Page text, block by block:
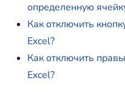
определенную
Как отключить
Excel?
Как отключить
Excel?